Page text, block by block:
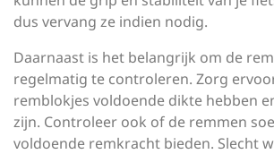
dus vervang ze indien nodig.
Daarnaast is het belangrijk om de
regelmatig te controleren. Zorg
remblokjes voldoende dikte hebben
zijn. Controleer ook of de remmen
voldoende remkracht bieden. Slecht